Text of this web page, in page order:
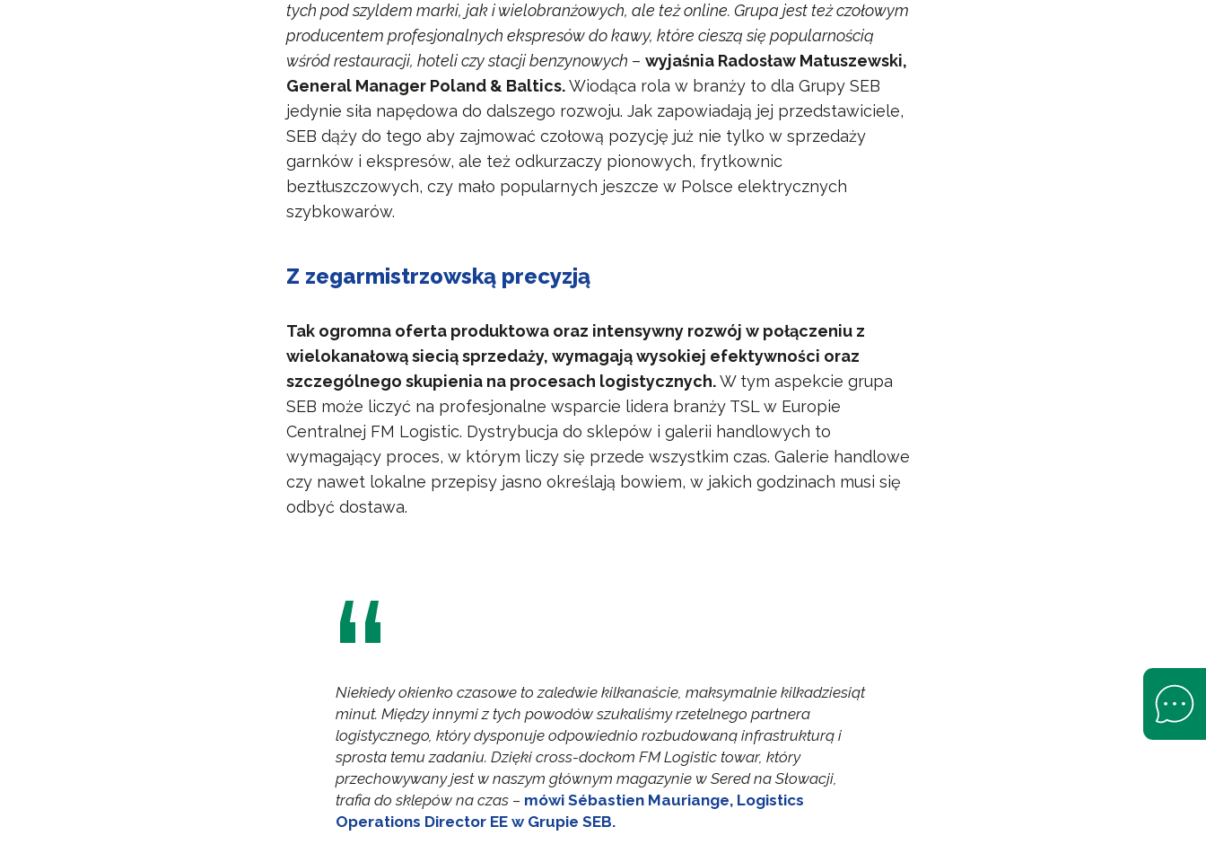
tych pod szyldem marki, jak i wielobranżowych, ale też online. Grupa jest też czołowym
producentem profesjonalnych ekspresów do kawy, które cieszą się popularnością
wśród restauracji, hoteli czy stacji benzynowych –wyjaśnia Radosław Matuszewski,
General Manager Poland & Baltics.Wiodąca rola w branży to dla Grupy SEB
jedynie siła napędowa do dalszego rozwoju. Jak zapowiadają jej przedstawiciele,
SEB dąży do tego aby zajmować czołową pozycję już nie tylko w sprzedaży
garnków i ekspresów, ale też odkurzaczy pionowych, frytkownic
beztłuszczowych, czy mało popularnych jeszcze w Polsce elektrycznych
szybkowarów.
Z zegarmistrzowską precyzją
Tak ogromna oferta produktowa oraz intensywny rozwój w połączeniu z
wielokanałową siecią sprzedaży, wymagają wysokiej efektywności oraz
szczególnego skupienia na procesach logistycznych.W tym aspekcie grupa
SEB może liczyć na profesjonalne wsparcie lidera branży TSL w Europie
Centralnej FM Logistic. Dystrybucja do sklepów i galerii handlowych to
wymagający proces, w którym liczy się przede wszystkim czas. Galerie handlowe
czy nawet lokalne przepisy jasno określają bowiem, w jakich godzinach musi się
odbyć dostawa.
Niekiedy okienko czasowe to zaledwie kilkanaście, maksymalnie kilkadziesiąt
minut. Między innymi z tych powodów szukaliśmy rzetelnego partnera
logistycznego, który dysponuje odpowiednio rozbudowaną infrastrukturą i
sprosta temu zadaniu. Dzięki cross-dockom FM Logistic towar, który
przechowywany jest w naszym głównym magazynie w Sered na Słowacji,
trafia do sklepów na czas– mówi Sébastien Mauriange, Logistics
Operations Director EE w Grupie SEB.
Open